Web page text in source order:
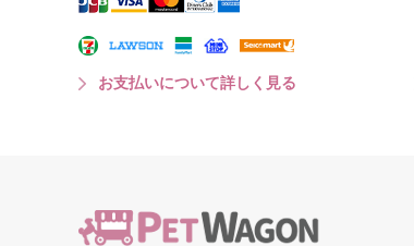
お支払いについて詳しく見る